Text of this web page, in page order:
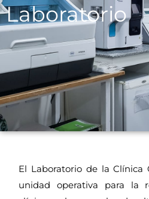
Laboratorio
El Laboratorio de la Clínica
unidad operativa para la